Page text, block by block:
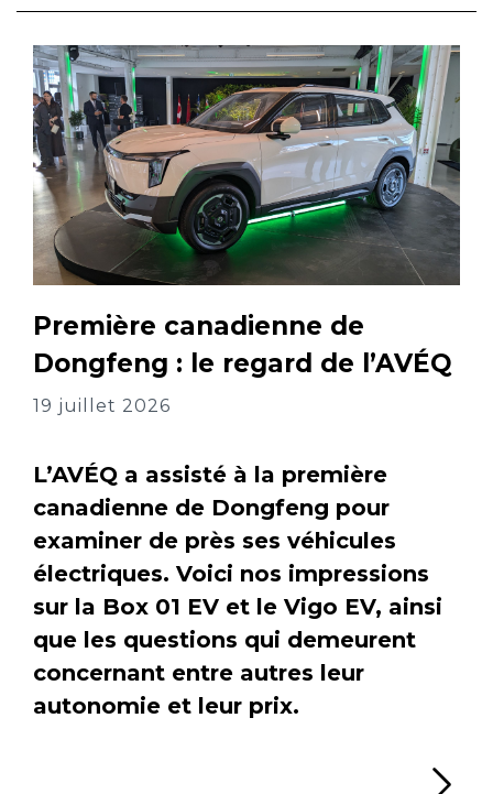
Première canadienne de
Dongfeng : le regard de l’AVÉQ
19 juillet 2026
L’AVÉQ a assisté à la première
canadienne de Dongfeng pour
examiner de près ses véhicules
électriques. Voici nos impressions
sur la Box 01 EV et le Vigo EV, ainsi
que les questions qui demeurent
concernant entre autres leur
autonomie et leur prix.